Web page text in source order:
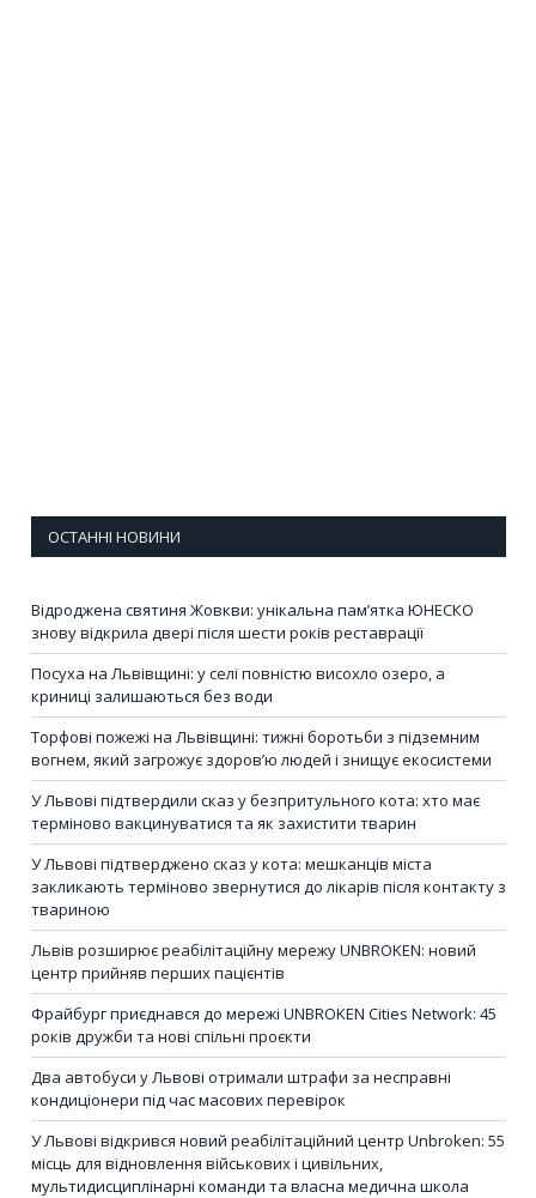
ОСТАННІ НОВИНИ
Відроджена святиня Жовкви: унікальна пам’ятка ЮНЕСКО
знову відкрила двері після шести років реставрації
Посуха на Львівщині: у селі повністю висохло озеро, а
криниці залишаються без води
Торфові пожежі на Львівщині: тижні боротьби з підземним
вогнем, який загрожує здоров’ю людей і знищує екосистеми
У Львові підтвердили сказ у безпритульного кота: хто має
терміново вакцинуватися та як захистити тварин
У Львові підтверджено сказ у кота: мешканців міста
закликають терміново звернутися до лікарів після контакту з
твариною
Львів розширює реабілітаційну мережу UNBROKEN: новий
центр прийняв перших пацієнтів
Фрайбург приєднався до мережі UNBROKEN Cities Network: 45
років дружби та нові спільні проєкти
Два автобуси у Львові отримали штрафи за несправні
кондиціонери під час масових перевірок
У Львові відкрився новий реабілітаційний центр Unbroken: 55
місць для відновлення військових і цивільних,
мультидисциплінарні команди та власна медична школа